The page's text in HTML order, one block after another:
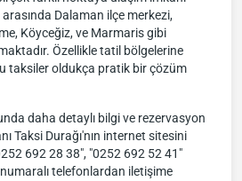
Dalaman ilçe merkezi,
Köyceğiz, ve Marmaris gibi
Özellikle tatil bölgelerine
taksiler oldukça pratik bir çözüm
daha detaylı bilgi ve rezervasyon
Taksi Durağı'nın internet sitesini
692 28 38", "0252 692 52 41"
telefonlardan iletişime